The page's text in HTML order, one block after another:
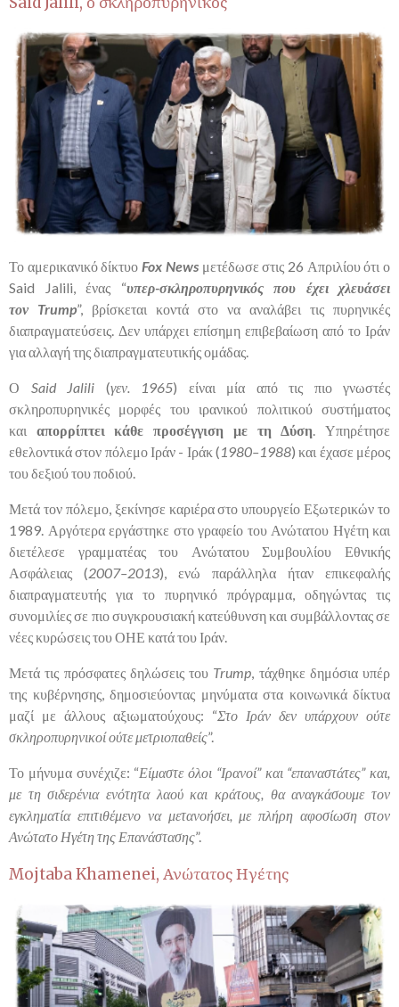
Το αμερικανικό δίκτυο Fox News μετέδωσε στις 26 Απριλίου ότι ο
Said Jalili, ένας “υπερ-σκληροπυρηνικός που έχει χλευάσει
τον Trump”, βρίσκεται κοντά στο να αναλάβει τις πυρηνικές
διαπραγματεύσεις. Δεν υπάρχει επίσημη επιβεβαίωση από το Ιράν
για αλλαγή της διαπραγματευτικής ομάδας.
Ο Said Jalili (γεν. 1965) είναι μία από τις πιο γνωστές
σκληροπυρηνικές μορφές του ιρανικού πολιτικού συστήματος
και
απορρίπτει κάθε προσέγγιση με τη Δύση . Υπηρέτησε
εθελοντικά στον πόλεμο Ιράν - Ιράκ (1980–1988) και έχασε μέρος
του δεξιού του ποδιού.
Μετά τον πόλεμο, ξεκίνησε καριέρα στο υπουργείο Εξωτερικών το
1989. Αργότερα εργάστηκε στο γραφείο του Ανώτατου Ηγέτη και
διετέλεσε γραμματέας του Ανώτατου Συμβουλίου Εθνικής
Ασφάλειας (2007–2013), ενώ παράλληλα ήταν επικεφαλής
διαπραγματευτής για το πυρηνικό πρόγραμμα, οδηγώντας τις
συνομιλίες σε πιο συγκρουσιακή κατεύθυνση και συμβάλλοντας σε
νέες κυρώσεις του ΟΗΕ κατά του Ιράν.
Μετά τις πρόσφατες δηλώσεις του Trump , τάχθηκε δημόσια υπέρ
της κυβέρνησης, δημοσιεύοντας μηνύματα στα κοινωνικά δίκτυα
μαζί με άλλους αξιωματούχους: “Στο Ιράν δεν υπάρχουν ούτε
σκληροπυρηνικοί ούτε μετριοπαθείς”.
Το μήνυμα συνέχιζε: “Είμαστε όλοι “Ιρανοί” και “επαναστάτες” και,
με τη σιδερένια ενότητα λαού και κράτους, θα αναγκάσουμε τον
εγκληματία επιτιθέμενο να μετανοήσει, με πλήρη αφοσίωση στον
Ανώτατο Ηγέτη της Επανάστασης”.
Mojtaba Khamenei, Ανώτατος Ηγέτης